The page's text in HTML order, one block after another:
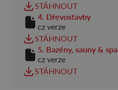
STÁHNOUT
4. Dřevostavby
cz verze
STÁHNOUT
5. Bazény, sauny & spa
cz verze
STÁHNOUT